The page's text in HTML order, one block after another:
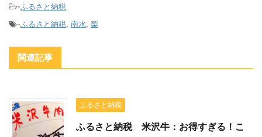
-ふるさと納税
-ふるさと納税, 南水, 梨
関連記事
ふるさと納税
ふるさと納税 米沢牛：お得すぎる！こ